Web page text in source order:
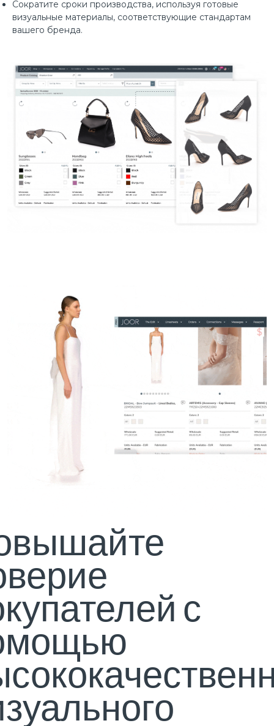
Сократите сроки производства, используя готовые
визуальные материалы, соответствующие стандартам
вашего бренда.
с